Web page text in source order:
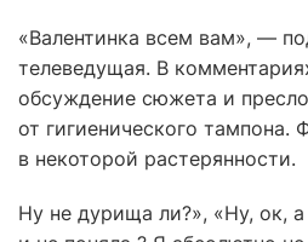
«Валентинка всем вам», —
телеведущая. В
обсуждение сюжета и
от гигиенического тампона.
в некоторой растерянности.
Ну не дурища ли?», «Ну, ок,